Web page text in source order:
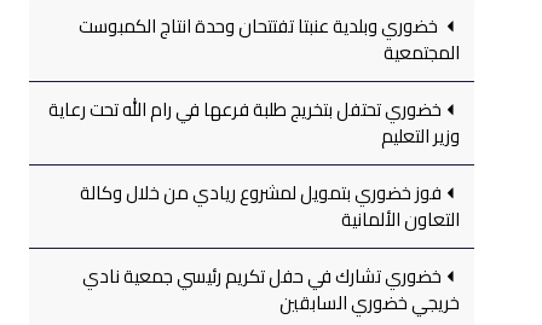
خضوري وبلدية عنبتا تفتتحان وحدة انتاج الكمبوست
المجتمعية
خضوري تحتفل بتخريج طلبة فرعها في رام الله تحت رعاية
وزير التعليم
فوز خضوري بتمويل لمشروع ريادي من خلال وكالة
التعاون الألمانية
خضوري تشارك في حفل تكريم رئيسي جمعية نادي
خريجي خضوري السابقين